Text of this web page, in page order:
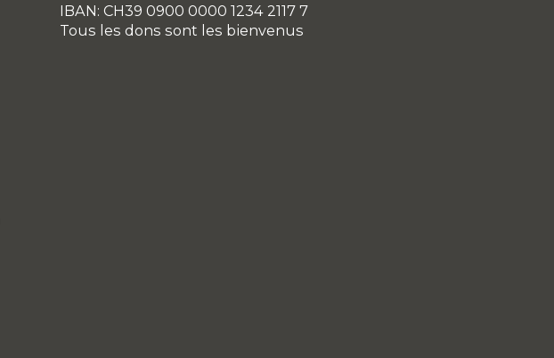
IBAN: CH39 0900 0000 1234 2117 7
Tous les dons sont les bienvenus